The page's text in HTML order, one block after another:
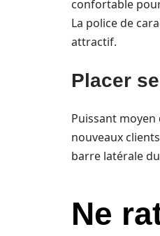
confortable
La police de
attractif.
Placer
Puissant
nouveaux
barre latérale
Ne